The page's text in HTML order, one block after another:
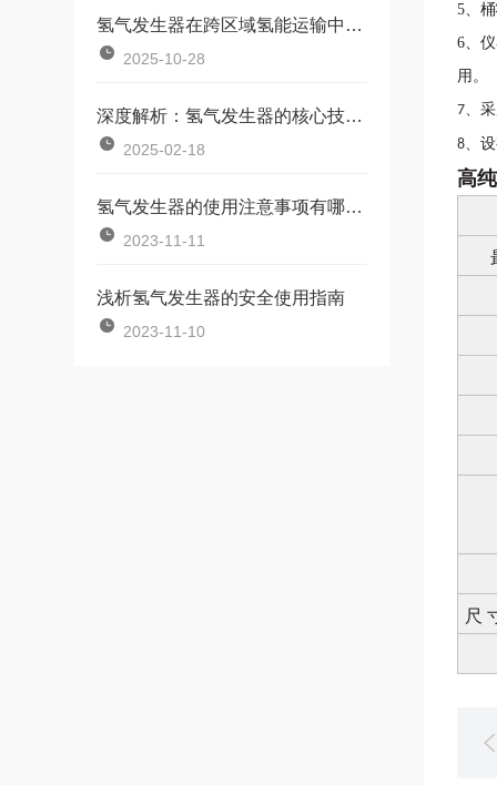
氢气发生器在跨区域氢能运输中的角色
2025-10-28
深度解析：氢气发生器的核心技术与工作原理
2025-02-18
氢气发生器的使用注意事项有哪些？
2023-11-11
浅析氢气发生器的安全使用指南
2023-11-10
5、
6、
用。
7、
8、
高
尺